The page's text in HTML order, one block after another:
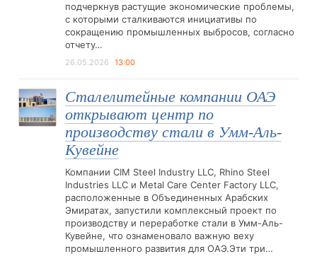
подчеркнув растущие экономические проблемы,
с которыми сталкиваются инициативы по
сокращению промышленных выбросов, согласно
отчету…
26.05.2026 13:00
Сталелитейные компании ОАЭ
открывают центр по
производству стали в Умм-Аль-
Кувейне
Компании CIM Steel Industry LLC, Rhino Steel
Industries LLC и Metal Care Center Factory LLC,
расположенные в Объединенных Арабских
Эмиратах, запустили комплексный проект по
производству и переработке стали в Умм-Аль-
Кувейне, что ознаменовало важную веху
промышленного развития для ОАЭ.Эти три…